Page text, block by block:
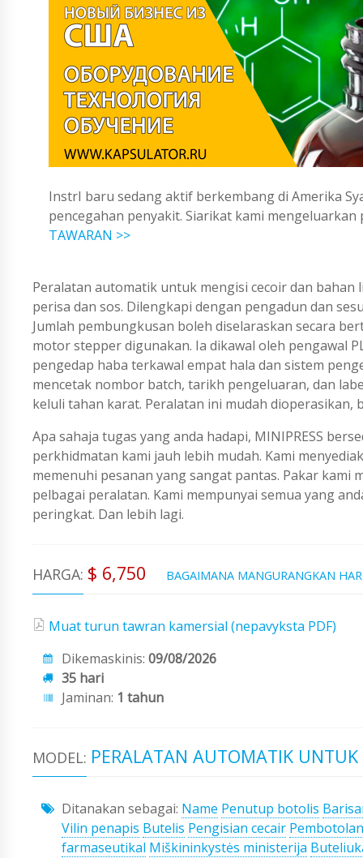
InstrI baru sedang aktif berkembang di Amerika
pencegahan penyakit. Siarikat kami
TAWARAN >>
Peralatan automatik untuk mengisi cecoir dan
perisa dan sos. Dilengkapi dengan pengadun dan
Jumlah pembungkusan boleh diselaraskan secara
motor stepper digunakan. Ia dikawal oleh pengawal
pengedap haba terkawal empat hala dan sistem
mencetak nombor batch, tarikh pengeluaran, dan
keluli tahan karat. Peralatan ini mudah dioperasikan,
Apa sahaja tugas yang anda hadapi, MINIPRESS
perkhidmatan kami jauh lebih mudah. Kami
memenuhi pesanan yang sangat pantas. Pakar
pelbagai peralatan. Kami mempunyai semua yang
peringkat. Dan lebih lagi.
HARGA: $ 6,750 BAGAIMANA MANGURANGKAN
Muat turun tawran kamersial (nepavyksta PDF)
Dikemaskinis: 09/08/2026
35 hari
Jaminan: 1 tahun
MODEL: PERALATAN AUTOMATIK
Ditanakan sebagai: Name Penutup botolis
Vilin penapis Butelis Pengisian cecair
farmaseutikal Miškininkystės ministerija